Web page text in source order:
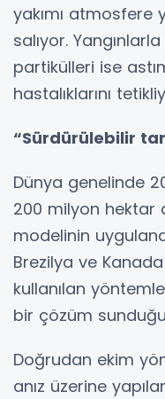
yakımı atmosfere
salıyor.
partikülleri ise
hastalıklarını
“Sürdürülebilir
Dünya genelinde
200 milyon hektar
modelinin
Brezilya ve
kullanılan
bir çözüm
Doğrudan ekim
anız üzerine